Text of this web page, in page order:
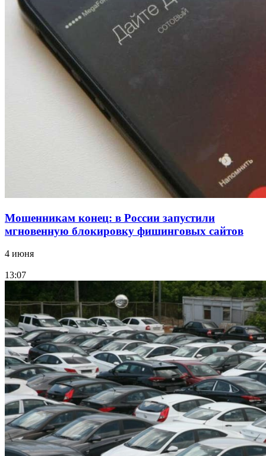
18:39
В Красноармейском районе Волгограда стартует
конкурс на ремонт моста через Волго‑Донской
судоходный канал
Фестиваль #ТриЧетыре в Волгограде пройдёт
11–13 сентября в рамках Года единства народов
Мошенникам конец: в России запустили
мгновенную блокировку фишинговых сайтов
4 июня
13:07